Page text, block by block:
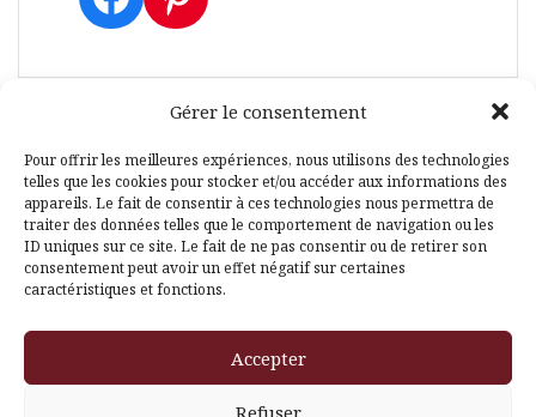
Gérer le consentement
Pour offrir les meilleures expériences, nous utilisons des technologies
telles que les cookies pour stocker et/ou accéder aux informations des
appareils. Le fait de consentir à ces technologies nous permettra de
traiter des données telles que le comportement de navigation ou les
ID uniques sur ce site. Le fait de ne pas consentir ou de retirer son
consentement peut avoir un effet négatif sur certaines
caractéristiques et fonctions.
Accepter
Refuser
Fièrement propulsé par WordPress|ThèmeAmadeuspar
Themeisle